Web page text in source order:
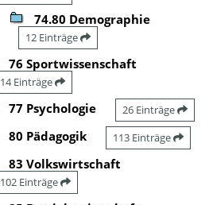
74.80 Demographie
12 Einträge
76 Sportwissenschaft
14 Einträge
77 Psychologie 26 Einträge
80 Pädagogik 113 Einträge
83 Volkswirtschaft
102 Einträge